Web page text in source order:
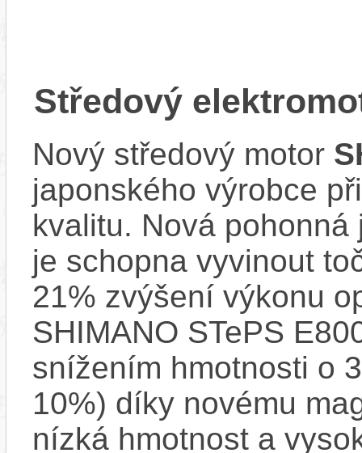
Středový
Nový středový motor
japonského výrobce
kvalitu. Nová
je schopna vyvinout
21% zvýšení výkonu
SHIMANO STePS
snížením hmotnosti o
10%) díky novému
nízká hmotnost a